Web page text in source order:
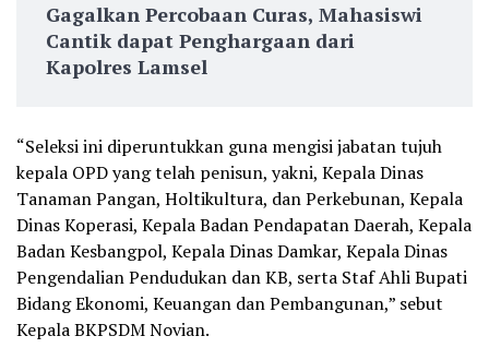
Gagalkan Percobaan Curas, Mahasiswi
Cantik dapat Penghargaan dari
Kapolres Lamsel
“Seleksi ini diperuntukkan guna mengisi jabatan tujuh
kepala OPD yang telah penisun, yakni, Kepala Dinas
Tanaman Pangan, Holtikultura, dan Perkebunan, Kepala
Dinas Koperasi, Kepala Badan Pendapatan Daerah, Kepala
Badan Kesbangpol, Kepala Dinas Damkar, Kepala Dinas
Pengendalian Pendudukan dan KB, serta Staf Ahli Bupati
Bidang Ekonomi, Keuangan dan Pembangunan,” sebut
Kepala BKPSDM Novian.